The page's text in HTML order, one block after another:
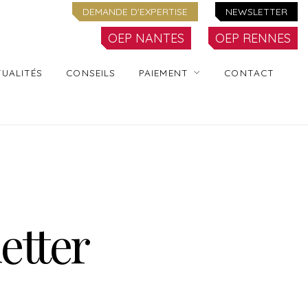
DEMANDE D'EXPERTISE NEWSLETTER
OEP NANTES OEP RENNES
CONSEILS PAIEMENT CONTACT